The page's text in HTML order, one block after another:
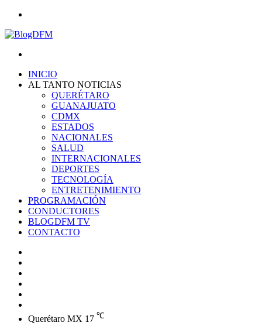
INICIO
AL TANTO NOTICIAS
QUERÉTARO
GUANAJUATO
CDMX
ESTADOS
NACIONALES
SALUD
INTERNACIONALES
DEPORTES
TECNOLOGÍA
ENTRETENIMIENTO
PROGRAMACIÓN
CONDUCTORES
BLOGDFM TV
CONTACTO
Querétaro MX 17 ℃